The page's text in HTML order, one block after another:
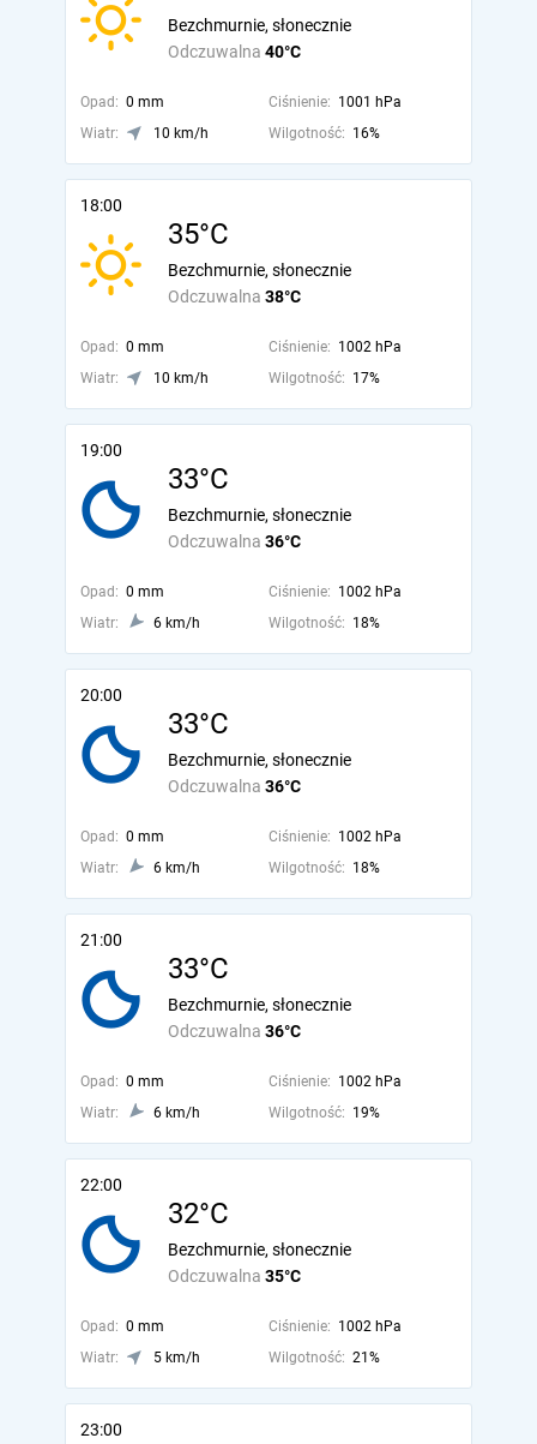
Odczuwalna 40°C
Bezchmurnie, słonecznie
Opad: 0 mm Ciśnienie: 1001 hPa
Wiatr:
10 km/h Wilgotność: 16%
18:00
35°C
Odczuwalna 38°C
Bezchmurnie, słonecznie
Opad: 0 mm Ciśnienie: 1002 hPa
Wiatr:
10 km/h Wilgotność: 17%
19:00
33°C
Odczuwalna 36°C
Bezchmurnie, słonecznie
Opad: 0 mm Ciśnienie: 1002 hPa
Wiatr:
6 km/h Wilgotność: 18%
20:00
33°C
Odczuwalna 36°C
Bezchmurnie, słonecznie
Opad: 0 mm Ciśnienie: 1002 hPa
Wiatr:
6 km/h Wilgotność: 18%
21:00
33°C
Odczuwalna 36°C
Bezchmurnie, słonecznie
Opad: 0 mm Ciśnienie: 1002 hPa
Wiatr:
6 km/h Wilgotność: 19%
22:00
32°C
Odczuwalna 35°C
Bezchmurnie, słonecznie
Opad: 0 mm Ciśnienie: 1002 hPa
Wiatr:
5 km/h Wilgotność: 21%
23:00